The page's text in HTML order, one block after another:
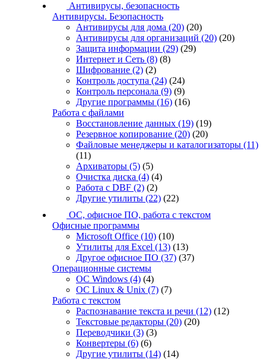
Антивирусы, безопасность
Антивирусы. Безопасность
Антивирусы для дома (20) (20)
Антивирусы для организаций (20) (20)
Защита информации (29) (29)
Интернет и Сеть (8) (8)
Шифрование (2) (2)
Контроль доступа (24) (24)
Контроль персонала (9) (9)
Другие программы (16) (16)
Работа с файлами
Восстановление данных (19) (19)
Резервное копирование (20) (20)
Файловые менеджеры и каталогизаторы (11)
(11)
Архиваторы (5) (5)
Очистка диска (4) (4)
Работа с DBF (2) (2)
Другие утилиты (22) (22)
ОС, офисное ПО, работа с текстом
Офисные программы
Microsoft Office (10) (10)
Утилиты для Excel (13) (13)
Другое офисное ПО (37) (37)
Операционные системы
ОС Windows (4) (4)
ОС Linux & Unix (7) (7)
Работа с текстом
Распознавание текста и речи (12) (12)
Текстовые редакторы (20) (20)
Переводчики (3) (3)
Конвертеры (6) (6)
Другие утилиты (14) (14)